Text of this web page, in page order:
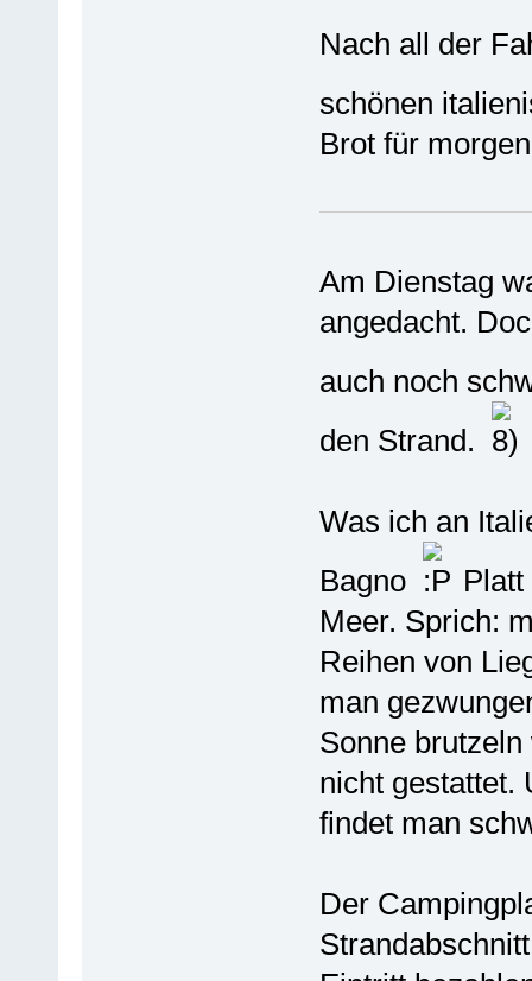
Nach all der
schönen
Brot für
Am Dienstag
angedacht.
auch noch
den Strand.
Was ich an
Bagno
Meer. Sprich:
Reihen von
man
Sonne
nicht gestattet.
findet man
Der